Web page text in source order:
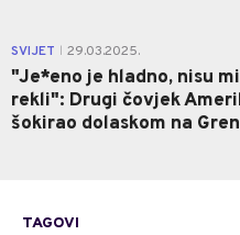
SVIJET 29.03.2025.
"Je*eno je hladno, nisu
rekli": Drugi čovjek
šokirao dolaskom na
TAGOVI